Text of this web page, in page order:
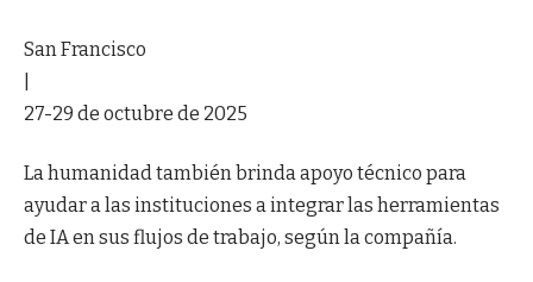
San Francisco
27-29 de octubre de 2025
La humanidad también brinda apoyo técnico para
ayudar a las instituciones a integrar las herramientas
de IA en sus flujos de trabajo, según la compañía.